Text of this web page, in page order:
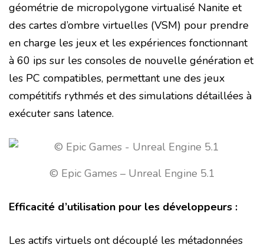
géométrie de micropolygone virtualisé Nanite et
des cartes d’ombre virtuelles (VSM) pour prendre
en charge les jeux et les expériences fonctionnant
à 60 ips sur les consoles de nouvelle génération et
les PC compatibles, permettant une des jeux
compétitifs rythmés et des simulations détaillées à
exécuter sans latence.
© Epic Games – Unreal Engine 5.1
Efficacité d’utilisation pour les développeurs :
Les actifs virtuels ont découplé les métadonnées